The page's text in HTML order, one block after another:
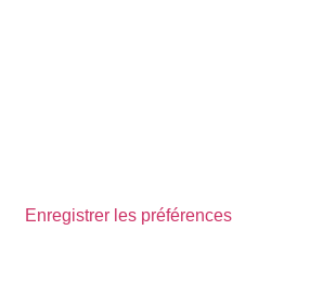
Enregistrer les préférences